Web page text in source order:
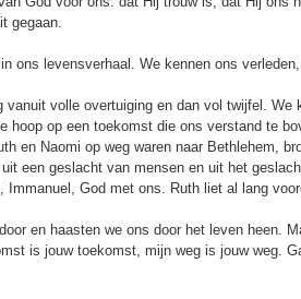
gegaan.
ons levensverhaal. We kennen ons
volle overtuiging en dan vol twijfel. We
op een toekomst die ons verstand te
en Naomi op weg waren naar Bethlehem,
een geslacht van mensen en uit het
God met ons. Ruth liet al lang
en haasten we ons door het leven heen.
is jouw toekomst, mijn weg is jouw weg.